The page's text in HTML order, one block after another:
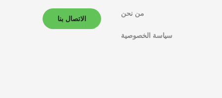
من نحن
سياسة الخصوصية
الاتصال بنا